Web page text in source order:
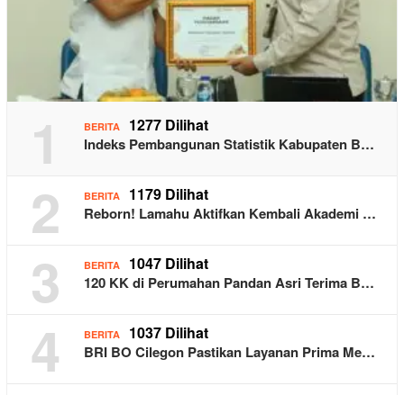
1 BERITA 1277 Dilihat
Indeks Pembangunan Statistik Kabupaten B…
2 BERITA 1179 Dilihat
Reborn! Lamahu Aktifkan Kembali Akademi …
3 BERITA 1047 Dilihat
120 KK di Perumahan Pandan Asri Terima B…
4 BERITA 1037 Dilihat
BRI BO Cilegon Pastikan Layanan Prima Me…